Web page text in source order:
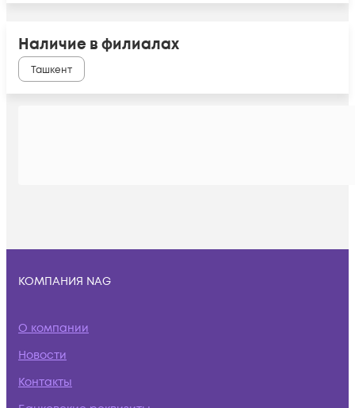
Наличие в филиалах
Ташкент
КОМПАНИЯ NAG
О компании
Новости
Контакты